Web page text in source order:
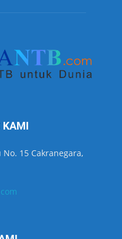
KAMI
No. 15 Cakranegara,